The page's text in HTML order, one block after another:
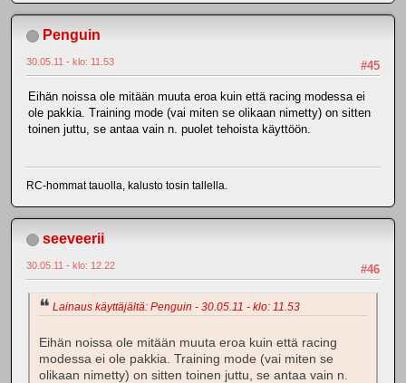
Penguin
#45
30.05.11 - klo: 11.53
Eihän noissa ole mitään muuta eroa kuin että racing modessa ei
ole pakkia. Training mode (vai miten se olikaan nimetty) on sitten
toinen juttu, se antaa vain n. puolet tehoista käyttöön.
RC-hommat tauolla, kalusto tosin tallella.
seeveerii
#46
30.05.11 - klo: 12.22
Lainaus käyttäjältä: Penguin - 30.05.11 - klo: 11.53
Eihän noissa ole mitään muuta eroa kuin että racing
modessa ei ole pakkia. Training mode (vai miten se
olikaan nimetty) on sitten toinen juttu, se antaa vain n.